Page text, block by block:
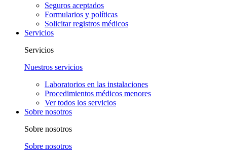
Seguros aceptados
Formularios y políticas
Solicitar registros médicos
Servicios
Servicios
Nuestros servicios
Laboratorios en las instalaciones
Procedimientos médicos menores
Ver todos los servicios
Sobre nosotros
Sobre nosotros
Sobre nosotros